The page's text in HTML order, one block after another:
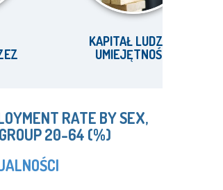
KAPITAŁ LUDZKI I
UMIEJĘTNOŚCI
RATE BY SEX,
20-64 (%)